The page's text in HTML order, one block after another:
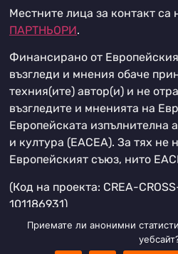
Местните лица за контакт са
ПАРТНЬОРИ.
Финансирано от
възгледи и мнения обаче
техния(ите) автор(и) и не
възгледите и мненията на
Европейската изпълнителна
и култура (EACEA). За тях не
Европейският съюз, нито
(Код на проекта: CREA-
101186931)
Приемате ли анонимни